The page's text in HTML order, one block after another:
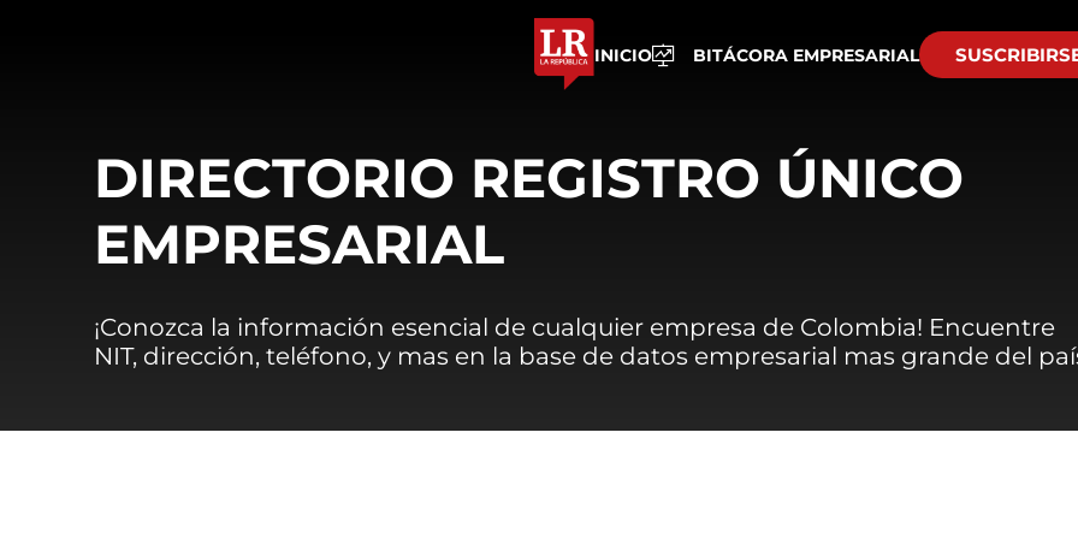
INICIO BITÁCORA EMPRESARIAL
DIRECTORIO REGISTRO ÚNICO
EMPRESARIAL
¡Conozca la información esencial de cualquier empresa de Colombia! Encuentre
NIT, dirección, teléfono, y mas en la base de datos empresarial mas grande del